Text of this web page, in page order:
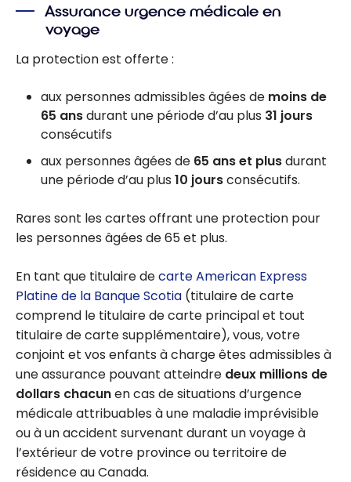
Assurance urgence médicale en
voyage
La protection est offerte :
aux personnes admissibles âgées de moins de
65 ansdurant une période d’au plus 31 jours
consécutifs
aux personnes âgées de 65 ans et plusdurant
une période d’au plus 10 joursconsécutifs.
Rares sont les cartes offrant une protection pour
les personnes âgées de 65 et plus.
En tant que titulaire decarte American Express
Platine de la Banque Scotia (titulaire de carte
comprend le titulaire de carte principal et tout
titulaire de carte supplémentaire), vous, votre
conjoint et vos enfants à charge êtes admissibles à
une assurance pouvant atteindre deux millions de
dollars chacunen cas de situations d’urgence
médicale attribuables à une maladie imprévisible
ou à un accident survenant durant un voyage à
l’extérieur de votre province ou territoire de
résidence au Canada.